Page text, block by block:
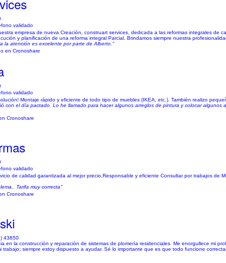
validado
empresa de nueva Creación, construart services, dedicada a las reformas integrales de
y planificación de una reforma integral Parcial. Brindamos siempre nuestra
la atención es excelente por parte de Alberto."
en Cronoshare
validado
Montaje rápido y eficiente de todo tipo de muebles (IKEA, etc.). También realizo
con el día pactado. Lo he llamado para hacer algunos arreglos de pintura y colocar algunos
Cronoshare
validado
de calidad garantizada al mejor precio,Responsable y eficiente Consultar por trabajos de
Tarifa muy correcta"
Cronoshare
43850
en la construcción y reparación de sistemas de plomería residenciales. Me enorgullece mi
siempre estoy dispuesto a ayudar. Sé lo importante que es que todo funcione